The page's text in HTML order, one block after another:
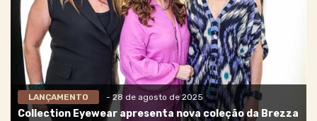
LANÇAMENTO - 28 de agosto de 2025
Collection Eyewear apresenta nova coleção da Brezza